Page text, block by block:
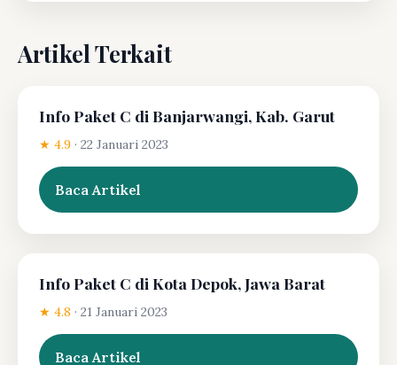
Artikel Terkait
Info Paket C di Banjarwangi, Kab. Garut
★ 4.9 · 22 Januari 2023
Baca Artikel
Info Paket C di Kota Depok, Jawa Barat
★ 4.8 · 21 Januari 2023
Baca Artikel